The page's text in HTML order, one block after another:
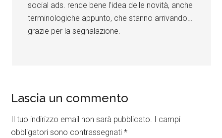
social ads. rende bene l’idea delle novità, anche
terminologiche appunto, che stanno arrivando…
grazie per la segnalazione.
Lascia un commento
Il tuo indirizzo email non sarà pubblicato. I campi
obbligatori sono contrassegnati*